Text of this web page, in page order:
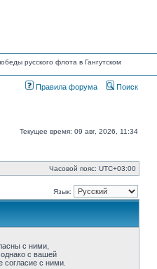
русского флота в Гангутском
Правила форума Поиск
Текущее время: 09 авг, 2026, 11:34
Часовой пояс: UTC+03:00
Язык:
с ними,
с вашей
согласие с ними.